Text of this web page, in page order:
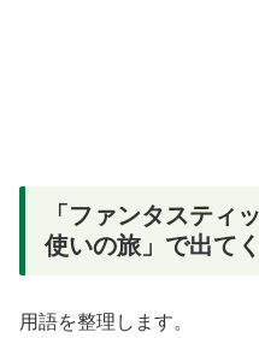
「ファンタスティ
使いの旅」で出て
用語を整理します。